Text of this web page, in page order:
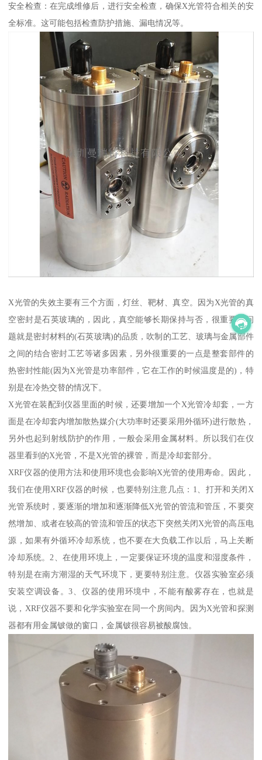
安全检查：在完成维修后，进行安全检查，确保X光管符合相关的安
全标准。这可能包括检查防护措施、漏电情况等。
X光管的失效主要有三个方面，灯丝、靶材、真空。因为X光管的真
空密封是石英玻璃的，因此，真空能够长期保持与否，很重要的问
题就是密封材料的(石英玻璃)的品质，吹制的工艺、玻璃与金属部件
之间的结合密封工艺等诸多因素，另外很重要的一点是整套部件的
热密封性能(因为X光管是功率部件，它在工作的时候温度是的)，特
别是在冷热交替的情况下。
X光管在装配到仪器里面的时候，还要增加一个X光管冷却套，一方
面是在冷却套内增加散热媒介(大功率时还要采用外循环)进行散热，
另外也起到射线防护的作用，一般会采用金属材料。所以我们在仪
器里看到的X光管，不是X光管的裸管，而是冷却套部分。
XRF仪器的使用方法和使用环境也会影响X光管的使用寿命。因此，
我们在使用XRF仪器的时候，也要特别注意几点：1、打开和关闭X
光管系统时，要逐渐的增加和逐渐降低X光管的管流和管压，不要突
然增加、或者在较高的管流和管压的状态下突然关闭X光管的高压电
源，如果有外循环冷却系统，也不要在大负载工作以后，马上关断
冷却系统。2、在使用环境上，一定要保证环境的温度和湿度条件，
特别是在南方潮湿的天气环境下，更要特别注意。仪器实验室必须
安装空调设备。3、仪器的使用环境中，不能有酸雾存在，也就是
说，XRF仪器不要和化学实验室在同一个房间内。因为X光管和探测
器都有用金属铍做的窗口，金属铍很容易被酸腐蚀。